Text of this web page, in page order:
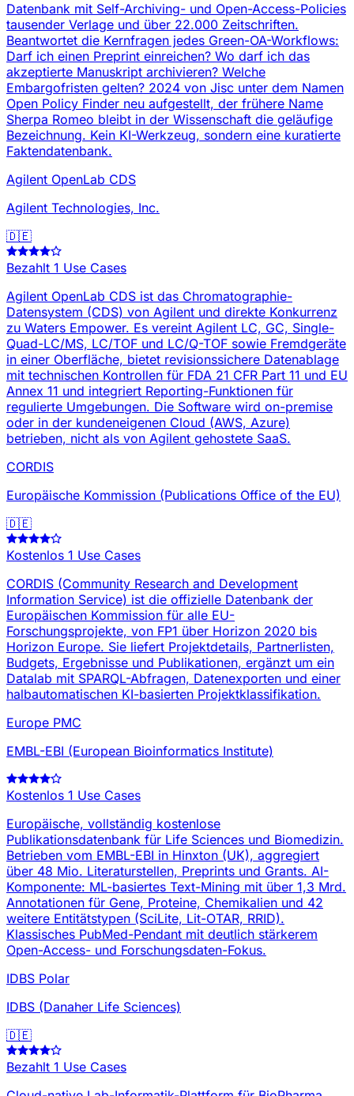
Datenbank mit Self-Archiving- und Open-Access-Policies
tausender Verlage und über 22.000 Zeitschriften.
Beantwortet die Kernfragen jedes Green-OA-Workflows:
Darf ich einen Preprint einreichen? Wo darf ich das
akzeptierte Manuskript archivieren? Welche
Embargofristen gelten? 2024 von Jisc unter dem Namen
Open Policy Finder neu aufgestellt, der frühere Name
Sherpa Romeo bleibt in der Wissenschaft die geläufige
Bezeichnung. Kein KI-Werkzeug, sondern eine kuratierte
Faktendatenbank.
Agilent OpenLab CDS
Agilent Technologies, Inc.
🇩🇪
Bezahlt 1 Use Cases
Agilent OpenLab CDS ist das Chromatographie-
Datensystem (CDS) von Agilent und direkte Konkurrenz
zu Waters Empower. Es vereint Agilent LC, GC, Single-
Quad-LC/MS, LC/TOF und LC/Q-TOF sowie Fremdgeräte
in einer Oberfläche, bietet revisionssichere Datenablage
mit technischen Kontrollen für FDA 21 CFR Part 11 und EU
Annex 11 und integriert Reporting-Funktionen für
regulierte Umgebungen. Die Software wird on-premise
oder in der kundeneigenen Cloud (AWS, Azure)
betrieben, nicht als von Agilent gehostete SaaS.
CORDIS
Europäische Kommission (Publications Office of the EU)
🇩🇪
Kostenlos 1 Use Cases
CORDIS (Community Research and Development
Information Service) ist die offizielle Datenbank der
Europäischen Kommission für alle EU-
Forschungsprojekte, von FP1 über Horizon 2020 bis
Horizon Europe. Sie liefert Projektdetails, Partnerlisten,
Budgets, Ergebnisse und Publikationen, ergänzt um ein
Datalab mit SPARQL-Abfragen, Datenexporten und einer
halbautomatischen KI-basierten Projektklassifikation.
Europe PMC
EMBL-EBI (European Bioinformatics Institute)
Kostenlos 1 Use Cases
Europäische, vollständig kostenlose
Publikationsdatenbank für Life Sciences und Biomedizin.
Betrieben vom EMBL-EBI in Hinxton (UK), aggregiert
über 48 Mio. Literaturstellen, Preprints und Grants. AI-
Komponente: ML-basiertes Text-Mining mit über 1,3 Mrd.
Annotationen für Gene, Proteine, Chemikalien und 42
weitere Entitätstypen (SciLite, Lit-OTAR, RRID).
Klassisches PubMed-Pendant mit deutlich stärkerem
Open-Access- und Forschungsdaten-Fokus.
IDBS Polar
IDBS (Danaher Life Sciences)
🇩🇪
Bezahlt 1 Use Cases